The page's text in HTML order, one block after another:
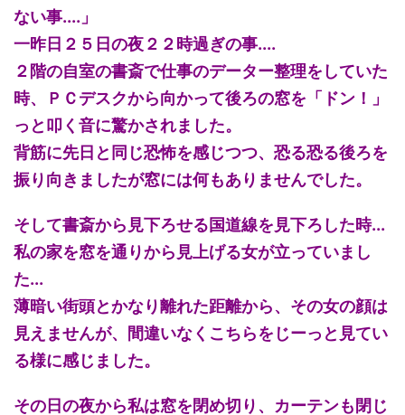
ない事....」
一昨日２５日の夜２２時過ぎの事....
２階の自室の書斎で仕事のデーター整理をしていた
時、ＰＣデスクから向かって後ろの窓を「ドン！」
っと叩く音に驚かされました。
背筋に先日と同じ恐怖を感じつつ、恐る恐る後ろを
振り向きましたが窓には何もありませんでした。
そして書斎から見下ろせる国道線を見下ろした時...
私の家を窓を通りから見上げる女が立っていまし
た...
薄暗い街頭とかなり離れた距離から、その女の顔は
見えませんが、間違いなくこちらをじーっと見てい
る様に感じました。
その日の夜から私は窓を閉め切り、カーテンも閉じ